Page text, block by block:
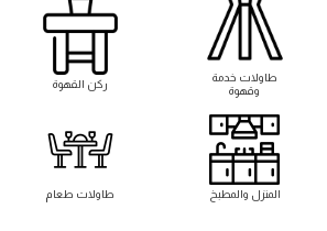
طاوﻻت خدمة
وقهوة
ركن القهوة
المنزل والمطبخ
طاوﻻت طعام